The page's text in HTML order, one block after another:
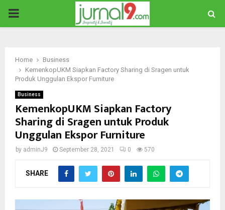
PRIMARY
Home
Business
KemenkopUKM Siapkan Factory Sharing di Sragen untuk
Produk Unggulan Ekspor Furniture
Business
KemenkopUKM Siapkan Factory
Sharing di Sragen untuk Produk
Unggulan Ekspor Furniture
by adminJ9 September 28, 2021 0 570
SHARE